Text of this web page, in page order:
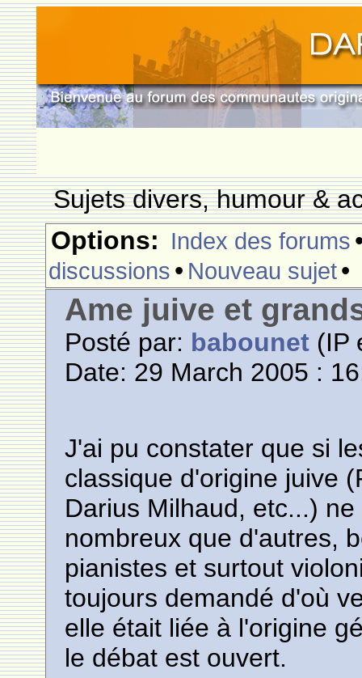
Sujets divers, humour &
Options: Index des forums
discussions • Nouveau sujet•
Ame juive et
Posté par: babounet (IP
Date: 29 March 2005 :
J'ai pu constater que si
classique d'origine juive
Darius Milhaud, etc...)
nombreux que d'autres,
pianistes et surtout
toujours demandé d'où
elle était liée à l'origine
le débat est ouvert.